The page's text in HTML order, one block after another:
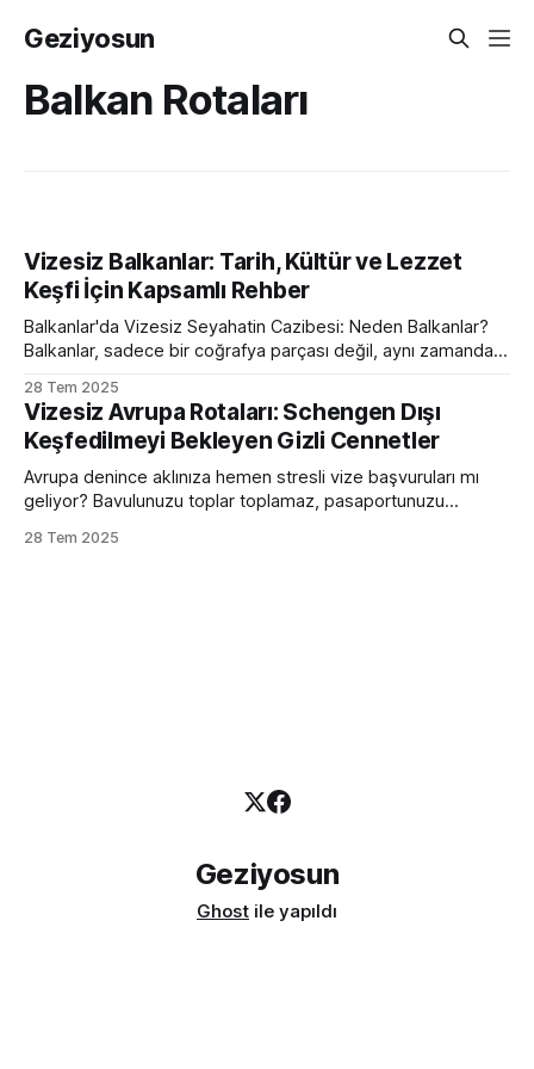
Geziyosun
Balkan Rotaları
Vizesiz Balkanlar: Tarih, Kültür ve Lezzet
Keşfi İçin Kapsamlı Rehber
Balkanlar'da Vizesiz Seyahatin Cazibesi: Neden Balkanlar?
Balkanlar, sadece bir coğrafya parçası değil, aynı zamanda
lezzetlerin iç içe geçtiği, keşfedilmeyi bekleyen devasa bir
hazine sandığı. Türk vatandaşları için Schengen vizesi gibi
bürokratik engeller olmadan bu topraklara adım atabilmek,
seyahat planlamasını çok daha
28 Tem 2025
Vizesiz Avrupa Rotaları: Schengen Dışı
Keşfedilmeyi Bekleyen Gizli Cennetler
Avrupa denince aklınıza hemen stresli vize başvuruları mı
geliyor? Bavulunuzu toplar toplamaz, pasaportunuzu
Avrupa'nın birbirinden güzel köşeleri olduğunu söylesek ne
28 Tem 2025
Geziyosun
Ghost ile yapıldı